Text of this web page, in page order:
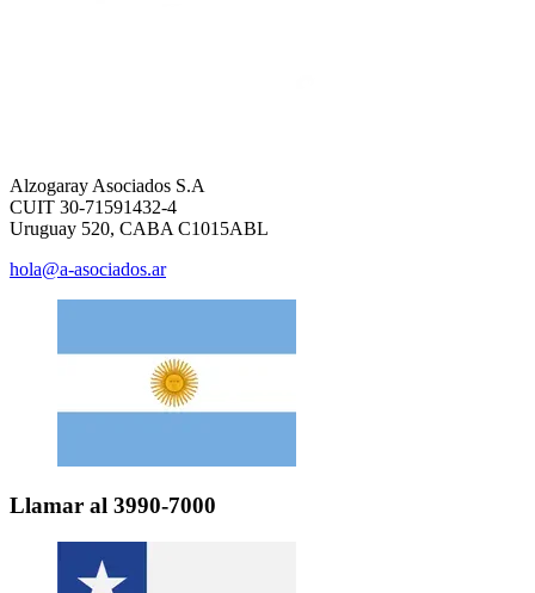
Alzogaray Asociados S.A
CUIT 30-71591432-4
Uruguay 520, CABA C1015ABL
hola@a-asociados.ar
Llamar al 3990-7000